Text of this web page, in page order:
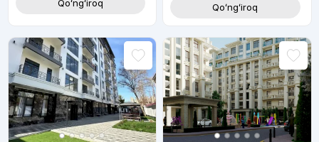
Qoʻngʻiroq Qoʻngʻiroq